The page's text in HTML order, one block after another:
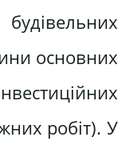
основних
робіт). У